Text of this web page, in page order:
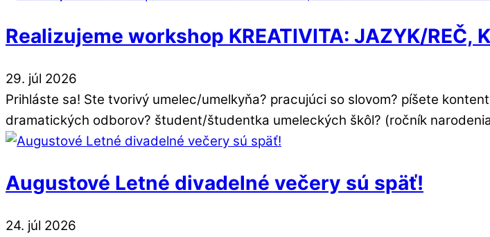
Realizujeme workshop KREATIVITA: JAZYK/REČ,
29. júl 2026
Prihláste sa! Ste tvorivý umelec/umelkyňa? pracujúci so slovom? píšete
dramatických odborov? študent/študentka umeleckých škôl? (ročník
Augustové Letné divadelné večery sú späť!
24. júl 2026